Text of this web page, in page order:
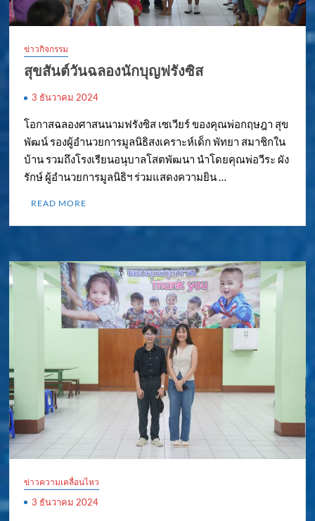
ข่าวกิจกรรม
สุขสันต์วันฉลองนักบุญฟรังซิส
3 ธันวาคม 2024
โอกาสฉลองศาสนนามฟรังซิส เซเวียร์ ของคุณพ่อกฤษฎา สุข
พัฒน์ รองผู้อำนวยการมูลนิธิสงเคราะห์เด็ก พัทยา สมาชิกใน
บ้าน รวมถึงโรงเรียนอนุบาลโสตพัฒนา นำโดยคุณพ่อวีระ ผัง
รักษ์ ผู้อำนวยการมูลนิธิฯ ร่วมแสดงความยิน …
READ MORE
ข่าวความเคลื่อนไหว
3 ธันวาคม 2024